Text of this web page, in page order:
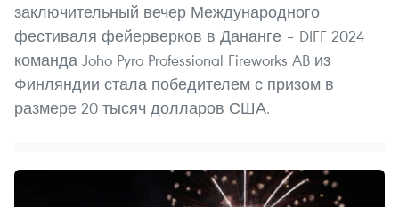
заключительный вечер Международного
фестиваля фейерверков в Дананге – DIFF 2024
команда Joho Pyro Professional Fireworks AB из
Финляндии стала победителем с призом в
размере 20 тысяч долларов США.